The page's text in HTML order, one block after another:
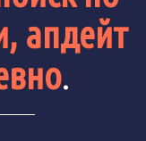
апдейт
.